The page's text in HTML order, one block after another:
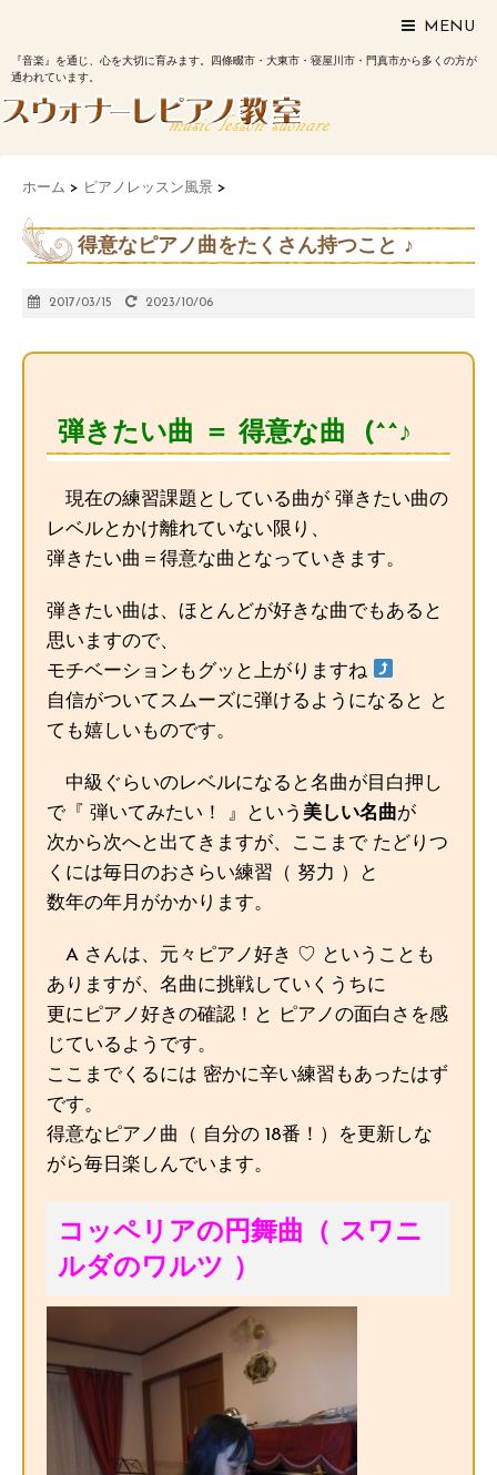
MENU
『音楽』を通じ、心を大切に育みます。四條畷市・大東市・寝屋川市・門真市から多くの方が
通われています。
ホーム > ピアノレッスン風景 >
得意なピアノ曲をたくさん持つこと ♪
2017/03/15 2023/10/06
弾きたい曲 ＝ 得意な曲 (^^♪
現在の練習課題としている曲が 弾きたい曲の
レベルとかけ離れていない限り、
弾きたい曲＝得意な曲となっていきます。
弾きたい曲は、ほとんどが好きな曲でもあると
思いますので、
モチベーションもグッと上がりますね
自信がついてスムーズに弾けるようになると と
ても嬉しいものです。
中級ぐらいのレベルになると名曲が目白押し
で『 弾いてみたい！ 』という 美しい名曲 が
次から次へと出てきますが、ここまで たどりつ
くには毎日のおさらい練習（ 努力 ）と
数年の年月がかかります。
A さんは、元々ピアノ好き ♡ ということも
ありますが、名曲に挑戦していくうちに
更にピアノ好きの確認！と ピアノの面白さを感
じているようです。
ここまでくるには 密かに辛い練習もあったはず
です。
得意なピアノ曲（ 自分の 18番！）を更新しな
がら毎日楽しんでいます。
コッペリアの円舞曲（ スワニ
ルダのワルツ ）